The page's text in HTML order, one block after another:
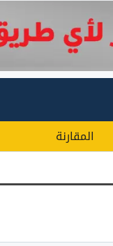
المقارنة